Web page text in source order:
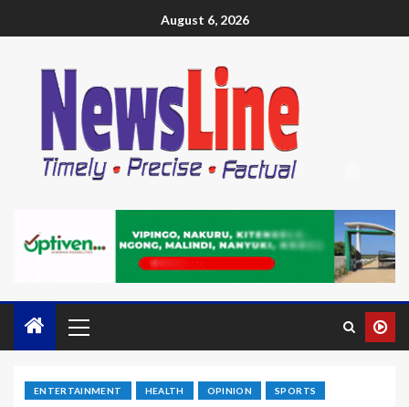
August 6, 2026
ENTERTAINMENT HEALTH OPINION SPORTS